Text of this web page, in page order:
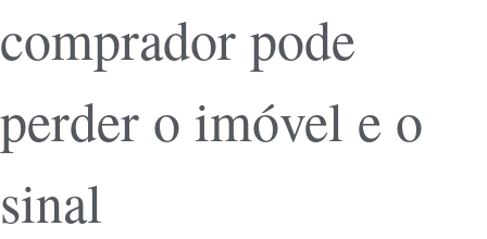
comprador pode
perder o imóvel e o
sinal